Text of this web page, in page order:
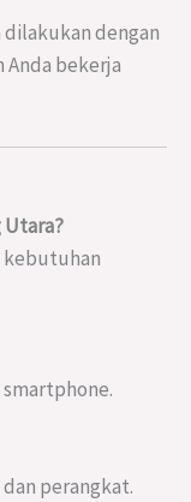
dilakukan dengan
Anda bekerja
Utara?
kebutuhan
perangkat.